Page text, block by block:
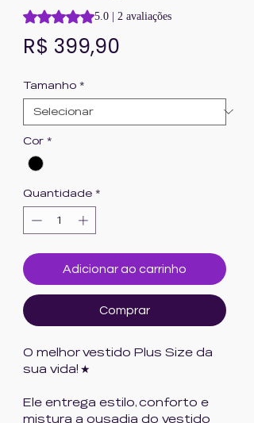
A classificação é 5.0 de 5 estrelas com
5.0 | 2 avaliações
R$ 399,90
Tamanho *
Cor *
Quantidade *
Adicionar ao carrinho
Comprar
O melhor vestido Plus Size da
sua vida! ★
Ele entrega estilo, conforto e
mistura a ousadia do vestido